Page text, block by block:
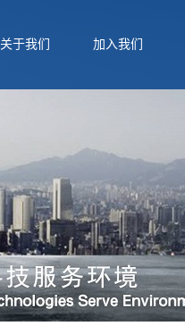
关于我们 加入我们